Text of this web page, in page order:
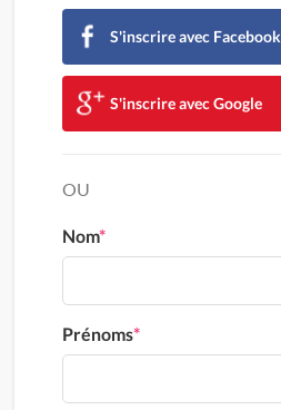
S'inscrire avec Facebook
S'inscrire avec Google
OU
Nom*
Prénoms*